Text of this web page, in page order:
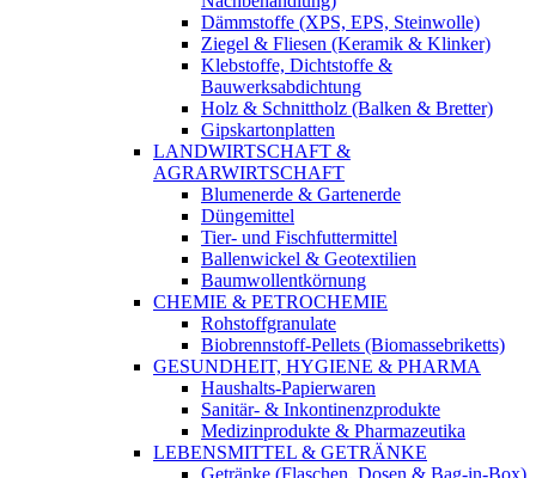
Dämmstoffe (XPS, EPS, Steinwolle)
Ziegel & Fliesen (Keramik & Klinker)
Klebstoffe, Dichtstoffe &
Bauwerksabdichtung
Holz & Schnittholz (Balken & Bretter)
Gipskartonplatten
LANDWIRTSCHAFT &
AGRARWIRTSCHAFT
Blumenerde & Gartenerde
Düngemittel
Tier- und Fischfuttermittel
Ballenwickel & Geotextilien
Baumwollentkörnung
CHEMIE & PETROCHEMIE
Rohstoffgranulate
Biobrennstoff-Pellets (Biomassebriketts)
GESUNDHEIT, HYGIENE & PHARMA
Haushalts-Papierwaren
Sanitär- & Inkontinenzprodukte
Medizinprodukte & Pharmazeutika
LEBENSMITTEL & GETRÄNKE
Getränke (Flaschen, Dosen & Bag-in-Box)